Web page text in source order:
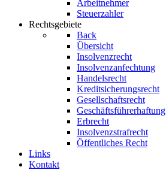
Arbeitnehmer
Steuerzahler
Rechtsgebiete
Back
Übersicht
Insolvenzrecht
Insolvenzanfechtung
Handelsrecht
Kreditsicherungsrecht
Gesellschaftsrecht
Geschäftsführerhaftung
Erbrecht
Insolvenzstrafrecht
Öffentliches Recht
Links
Kontakt